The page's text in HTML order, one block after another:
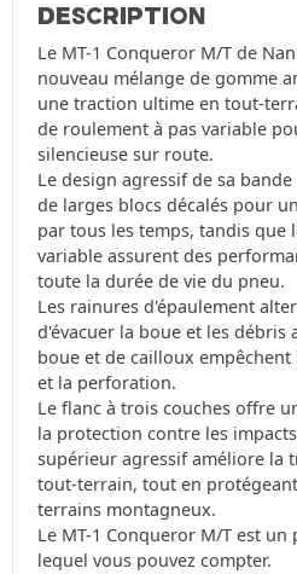
DESCRIPTION
Le MT-1 Conqueror M/T de
nouveau mélange de gomme
une traction ultime en tout-
de roulement à pas variable
silencieuse sur route.
Le design agressif de sa
de larges blocs décalés pour
par tous les temps, tandis que
variable assurent des
toute la durée de vie du pneu.
Les rainures d'épaulement
d'évacuer la boue et les débris
boue et de cailloux
et la perforation.
Le flanc à trois couches offre
la protection contre les
supérieur agressif améliore la
tout-terrain, tout en
terrains montagneux.
Le MT-1 Conqueror M/T est
lequel vous pouvez compter.